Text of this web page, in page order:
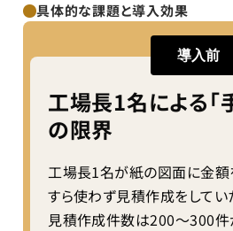
具体的な課題と導入効果
導入前
工場長1名による「
の限界
工場長1名が紙の図面に金額
すら使わず見積作成をしてい
見積作成件数は200〜300件